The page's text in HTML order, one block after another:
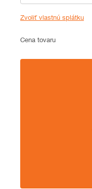
Zvoliť vlastnú splátku
Cena
Cena tovaru
Zhrnutie